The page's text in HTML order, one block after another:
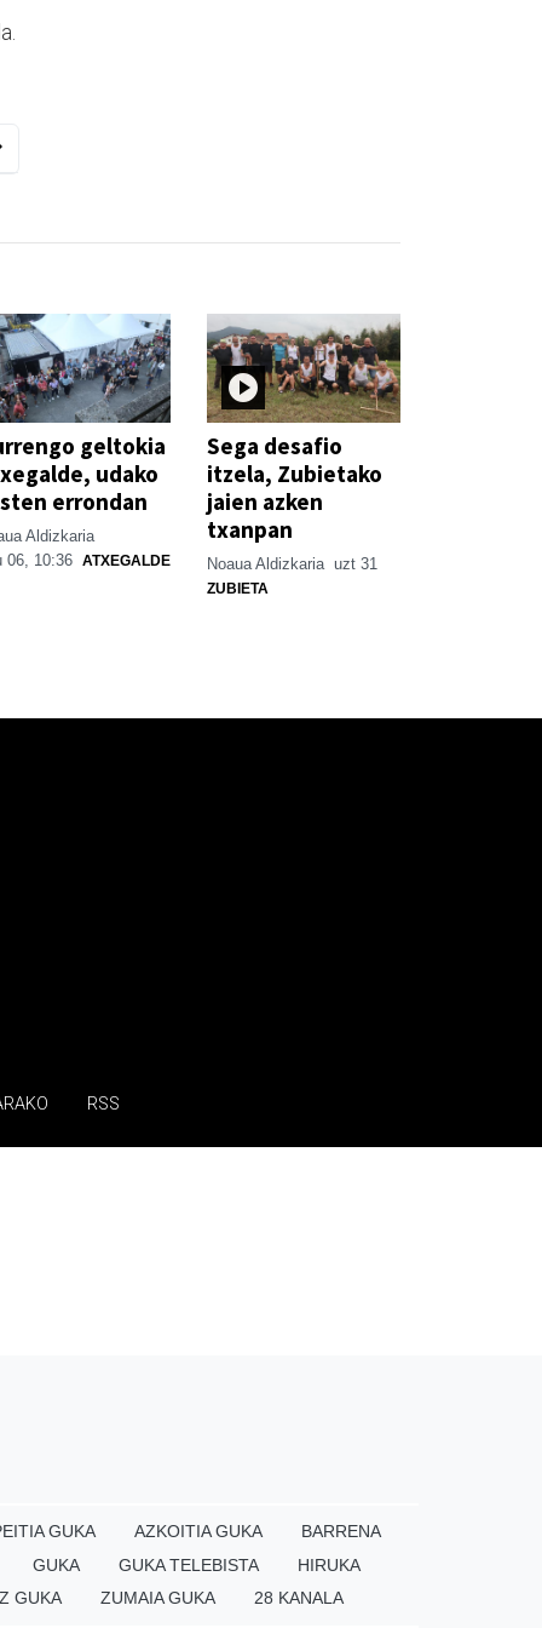
geltokia
udako
errondan
Aldizkaria
06, 10:36 ATXEGALDE
Sega desafio
itzela, Zubietako
jaien azken
txanpan
Noaua Aldizkaria uzt 31
ZUBIETA
RSS
GUKA AZKOITIA GUKA
BARRENA
GUKA GUKA TELEBISTA
HIRUKA
GUKA ZUMAIA GUKA 28 KANALA